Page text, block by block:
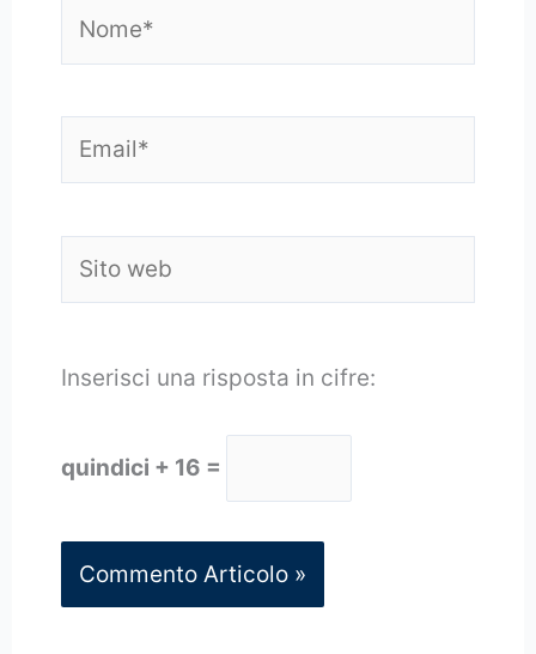
web
Inserisci una risposta in cifre:
quindici + 16 =